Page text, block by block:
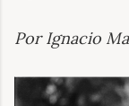
Por Ignacio